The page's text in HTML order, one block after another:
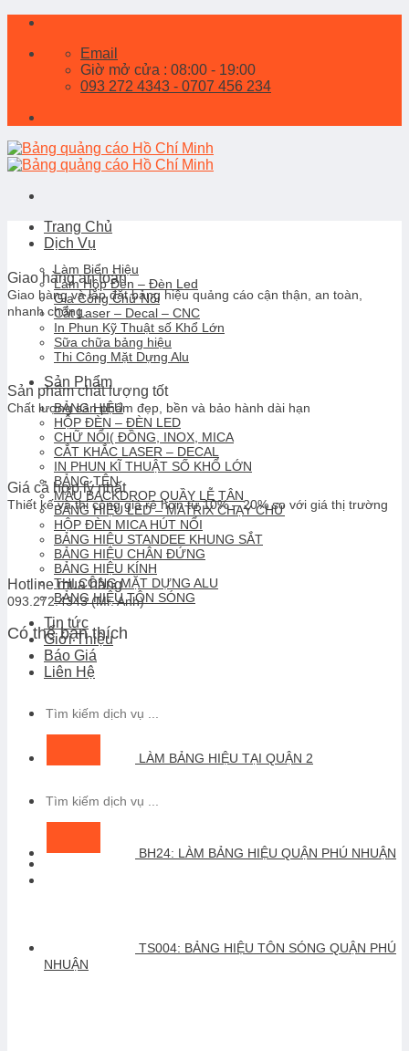
Skip
content
Email
Giờ mở cửa : 08:00 - 19:00
093 272 4343 - 0707 456 234
Trang Chủ
Dịch Vụ
Làm Biển Hiệu
Làm Hộp Đèn – Đèn Led
Gia Công Chữ Nổi
Cắt Laser – Decal – CNC
In Phun Kỹ Thuật số Khổ Lớn
Sữa chữa bảng hiệu
Thi Công Mặt Dựng Alu
Sản Phẩm
BẢNG HIỆU
HỘP ĐÈN – ĐÈN LED
CHỮ NỔI( ĐỒNG, INOX, MICA
CẮT KHẮC LASER – DECAL
IN PHUN KĨ THUẬT SỐ KHỔ LỚN
BẢNG TÊN
MẪU BACKDROP QUẦY LỄ TÂN
BẢNG HIỆU LED – MATRIX CHẠY CHỮ
HỘP ĐÈN MICA HÚT NỔI
BẢNG HIỆU STANDEE KHUNG SẮT
BẢNG HIỆU CHÂN ĐỨNG
BẢNG HIỆU KÍNH
THI CÔNG MẶT DỰNG ALU
BẢNG HIỆU TÔN SÓNG
Tin tức
Giới Thiệu
Báo Giá
Liên Hệ
kiếm:
kiếm:
Giao hàng an toàn
Giao hàng và lắp đặt bảng hiệu quảng cáo cận thận, an toàn,
nhanh chống.
Sản phẩm chất lượng tốt
Chất lượng sản phẩm đẹp, bền và bảo hành dài hạn
Giá cả hợp lý nhất
Thiết kế và thi công giá rẻ hơn từ 10% – 20% so với giá thị trường
Hotline mua hàng
093.272.4343 (Mr. Anh)
Có thể bạn thích
LÀM BẢNG HIỆU TẠI QUẬN 2
BH24: LÀM BẢNG HIỆU QUẬN PHÚ NHUẬN
TS004: BẢNG HIỆU TÔN SÓNG QUẬN PHÚ
NHUẬN